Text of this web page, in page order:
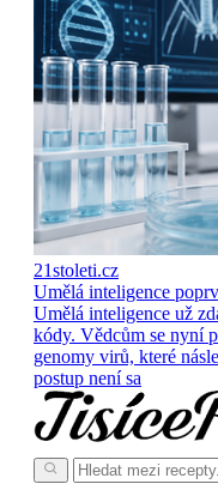
21stoleti.cz
Umělá inteligence
Umělá inteligence už
kódy. Vědcům se nyní
genomy virů, které
postup není sa